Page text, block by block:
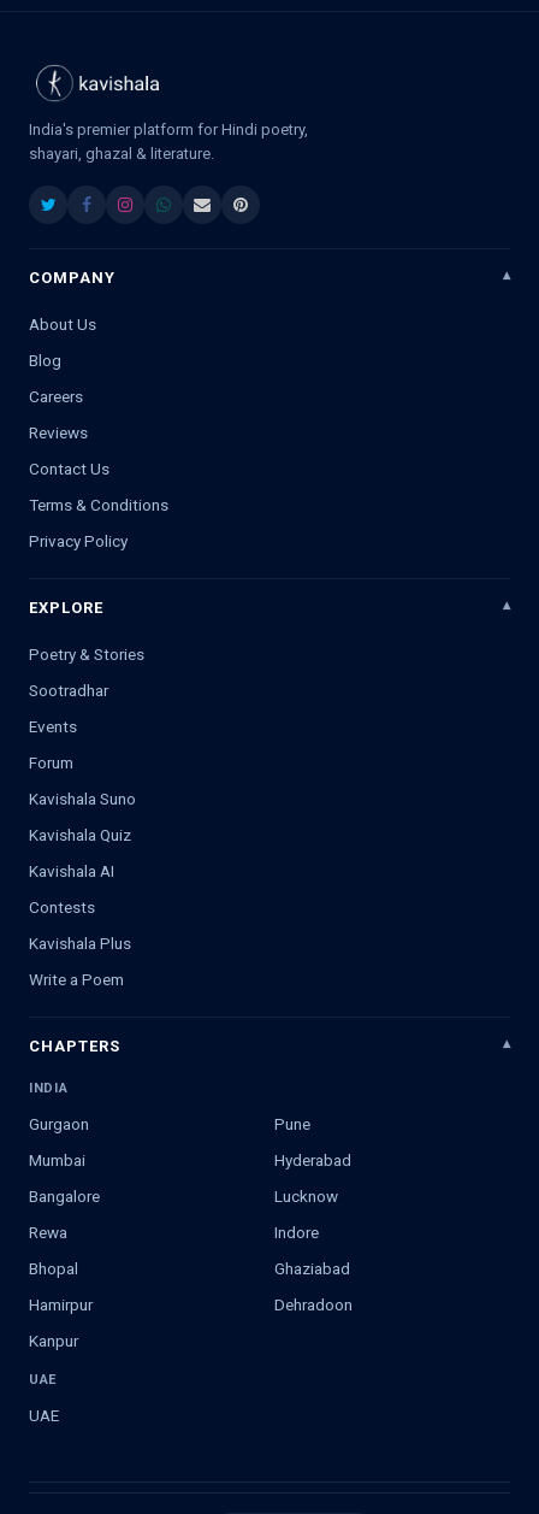
India's premier platform for Hindi poetry,
shayari, ghazal & literature.
COMPANY
About Us
Blog
Careers
Reviews
Contact Us
Terms & Conditions
Privacy Policy
EXPLORE
Poetry & Stories
Sootradhar
Events
Forum
Kavishala Suno
Kavishala Quiz
Kavishala AI
Contests
Kavishala Plus
Write a Poem
CHAPTERS
INDIA
Gurgaon
Pune
Mumbai
Hyderabad
Bangalore
Lucknow
Rewa
Indore
Bhopal
Ghaziabad
Hamirpur
Dehradoon
Kanpur
UAE
UAE